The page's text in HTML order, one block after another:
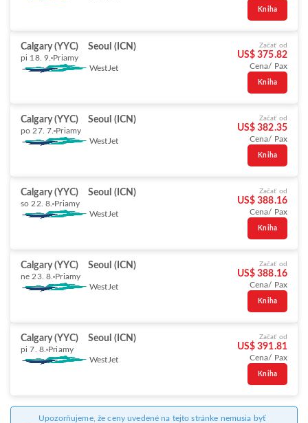
Kniha
Calgary (YYC) Seoul (ICN)
pi 18. 9. Priamy
WestJet
Začať od
US$ 375.82
Cena/ Pax
Kniha
Calgary (YYC) Seoul (ICN)
po 27. 7. Priamy
WestJet
Začať od
US$ 382.35
Cena/ Pax
Kniha
Calgary (YYC) Seoul (ICN)
so 22. 8. Priamy
WestJet
Začať od
US$ 388.16
Cena/ Pax
Kniha
Calgary (YYC) Seoul (ICN)
ne 23. 8. Priamy
WestJet
Začať od
US$ 388.16
Cena/ Pax
Kniha
Calgary (YYC) Seoul (ICN)
pi 7. 8. Priamy
WestJet
Začať od
US$ 391.81
Cena/ Pax
Kniha
Upozorňujeme, že ceny uvedené na tejto stránke nemusia byť